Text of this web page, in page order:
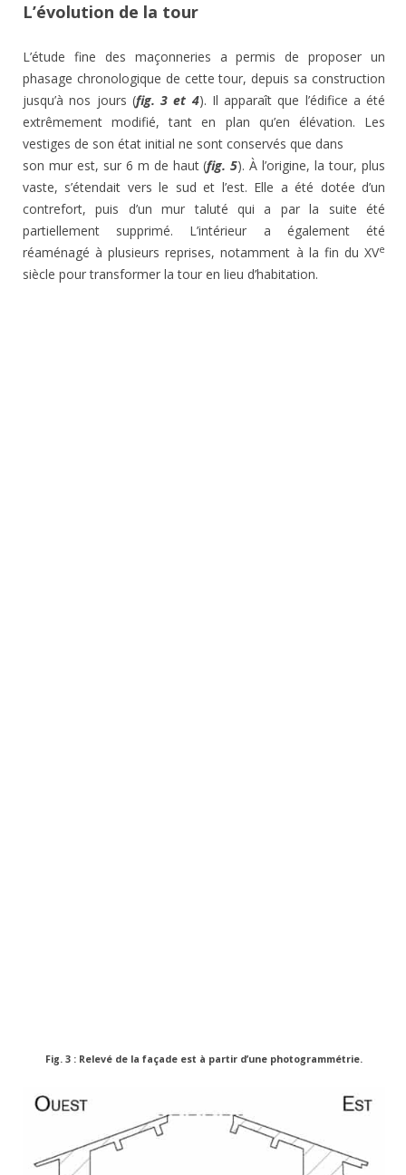
L’évolution de la tour
L’étude fine des maçonneries a permis de proposer un
phasage chronologique de cette tour, depuis sa construction
jusqu’à nos jours (fig. 3 et 4). Il apparaît que l’édifice a été
extrêmement modifié, tant en plan qu’en élévation. Les
vestiges de son état initial ne sont conservés que dans
son mur est, sur 6 m de haut (fig. 5). À l’origine, la tour, plus
vaste, s’étendait vers le sud et l’est. Elle a été dotée d’un
contrefort, puis d’un mur taluté qui a par la suite été
partiellement supprimé. L’intérieur a également été
réaménagé à plusieurs reprises, notamment à la fin du XVe
siècle pour transformer la tour en lieu d’habitation.
Fig. 3 : Relevé de la façade est à partir d’une photogrammétrie.